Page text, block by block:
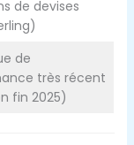
de devises
de
très récent
fin 2025)